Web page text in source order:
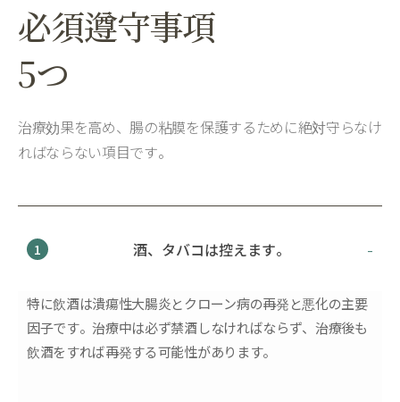
必須遵守事項
5つ
治療効果を高め、腸の粘膜を保護するために絶対守らなけ
ればならない項目です。
1 酒、タバコは控えます。
特に飲酒は潰瘍性大腸炎とクローン病の再発と悪化の主要
因子です。治療中は必ず禁酒しなければならず、治療後も
飲酒をすれば再発する可能性があります。